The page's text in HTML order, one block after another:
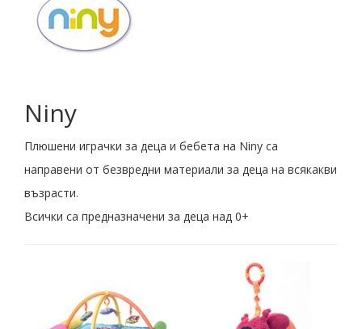
Niny
Плюшени играчки за деца и бебета на Niny са
направени от безвредни материали за деца на всякакви
възрасти.
Всички са предназначени за деца над 0+